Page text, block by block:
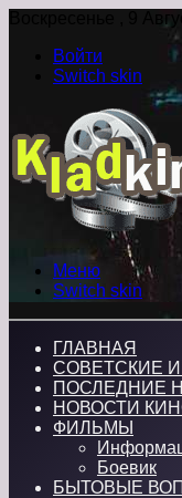
Воскресенье , 9
Войти
Switch skin
Меню
Switch skin
ГЛАВНАЯ
СОВЕТСКИЕ
ПОСЛЕДНИЕ
НОВОСТИ
ФИЛЬМЫ
Боевик
БЫТОВЫЕ